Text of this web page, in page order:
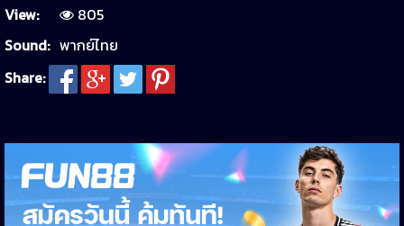
View:
805
Sound: พากย์ไทย
Share: